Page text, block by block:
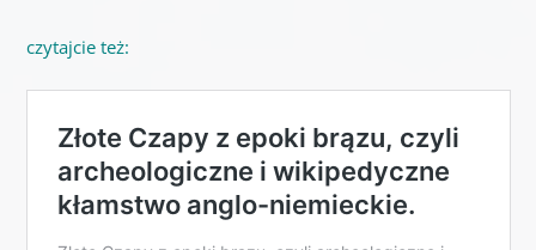
czytajcie też: